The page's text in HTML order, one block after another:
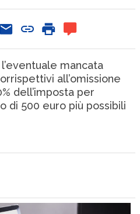
mancata
all’omissione
dell’imposta per
di 500 euro più possibili